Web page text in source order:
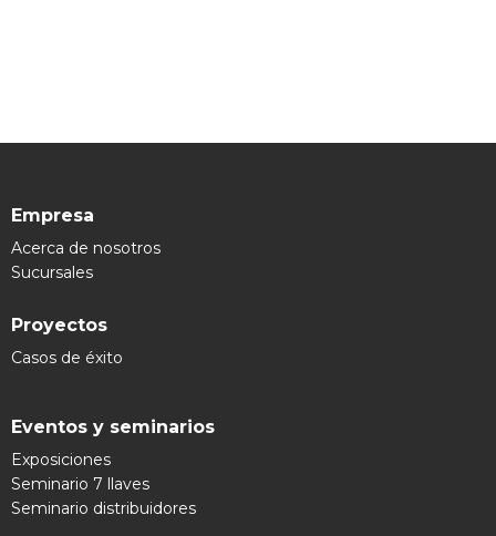
Empresa
Acerca de nosotros
Sucursales
Proyectos
Casos de éxito
Eventos y seminarios
Exposiciones
Seminario 7 llaves
Seminario distribuidores